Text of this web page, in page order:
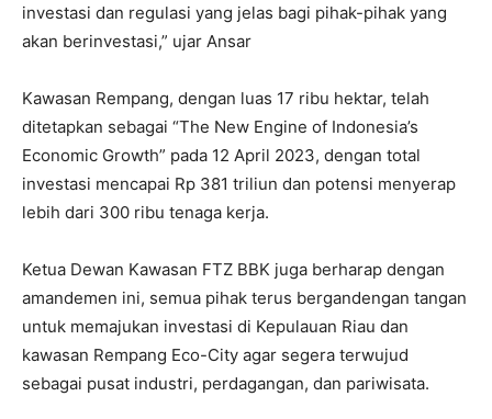
investasi dan regulasi yang jelas bagi pihak-pihak yang
akan berinvestasi,” ujar Ansar
Kawasan Rempang, dengan luas 17 ribu hektar, telah
ditetapkan sebagai “The New Engine of Indonesia’s
Economic Growth” pada 12 April 2023, dengan total
investasi mencapai Rp 381 triliun dan potensi menyerap
lebih dari 300 ribu tenaga kerja.
Ketua Dewan Kawasan FTZ BBK juga berharap dengan
amandemen ini, semua pihak terus bergandengan tangan
untuk memajukan investasi di Kepulauan Riau dan
kawasan Rempang Eco-City agar segera terwujud
sebagai pusat industri, perdagangan, dan pariwisata.